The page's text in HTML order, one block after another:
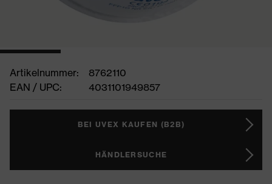
Artikelnummer:
8762110
EAN / UPC:
4031101949857
BEI UVEX KAUFEN (B2B)
HÄNDLERSUCHE